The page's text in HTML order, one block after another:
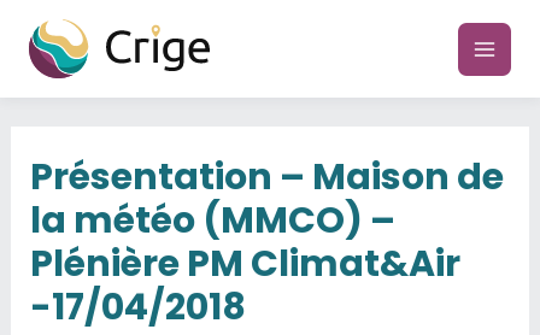
contenu
main
Présentation – Maison de
la météo (MMCO) –
Plénière PM Climat&Air
-17/04/2018